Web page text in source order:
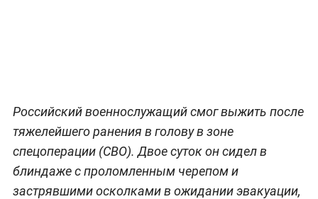
Российский военнослужащий смог выжить после
тяжелейшего ранения в голову в зоне
спецоперации (СВО). Двое суток он сидел в
блиндаже с проломленным черепом и
застрявшими осколками в ожидании эвакуации,